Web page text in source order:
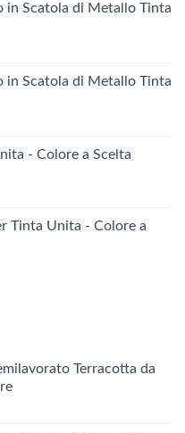
in Scatola di Metallo Tinta
in Scatola di Metallo Tinta
- Colore a Scelta
Tinta Unita - Colore a
Terracotta da